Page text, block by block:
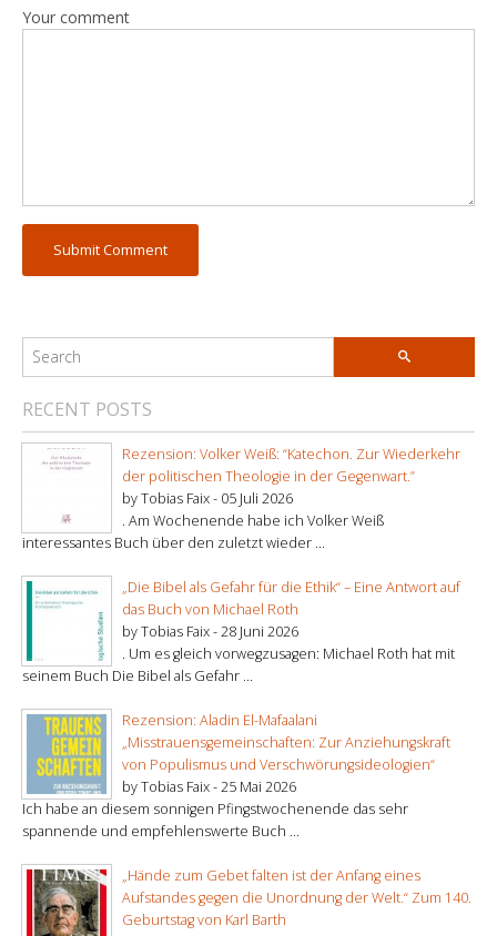
Your comment
RECENT POSTS
Rezension: Volker Weiß: “Katechon. Zur Wiederkehr
der politischen Theologie in der Gegenwart.”
by Tobias Faix - 05 Juli 2026
. Am Wochenende habe ich Volker Weiß
interessantes Buch über den zuletzt wieder ...
„Die Bibel als Gefahr für die Ethik“ – Eine Antwort auf
das Buch von Michael Roth
by Tobias Faix -28 Juni 2026
. Um es gleich vorwegzusagen: Michael Roth hat mit
seinem Buch Die Bibel als Gefahr ...
Rezension: Aladin El-Mafaalani
„Misstrauensgemeinschaften: Zur Anziehungskraft
von Populismus und Verschwörungsideologien“
by Tobias Faix -25 Mai 2026
Ich habe an diesem sonnigen Pfingstwochenende das sehr
spannende und empfehlenswerte Buch ...
„Hände zum Gebet falten ist der Anfang eines
Aufstandes gegen die Unordnung der Welt.“ Zum 140.
Geburtstag von Karl Barth